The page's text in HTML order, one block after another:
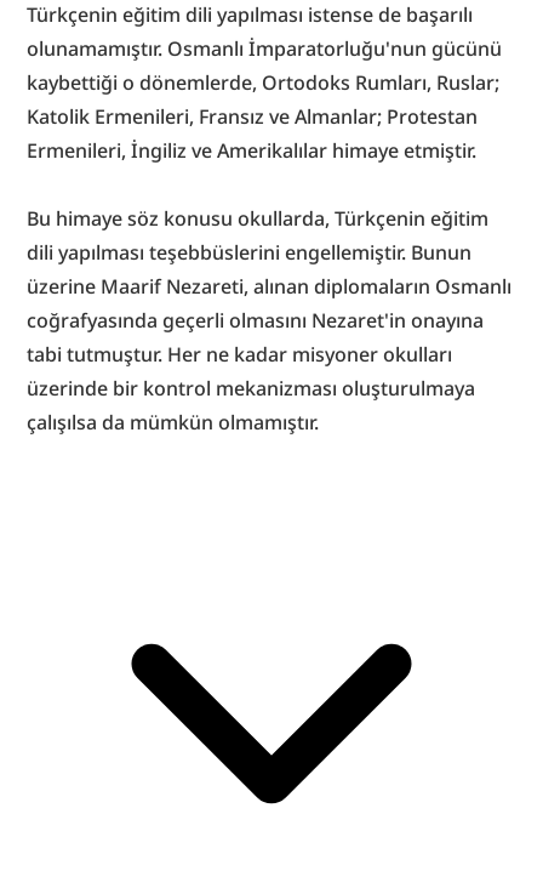
Türkçenin eğitim dili yapılması istense de başarılı
olunamamıştır. Osmanlı İmparatorluğu'nun gücünü
kaybettiği o dönemlerde, Ortodoks Rumları, Ruslar;
Katolik Ermenileri, Fransız ve Almanlar; Protestan
Ermenileri, İngiliz ve Amerikalılar himaye etmiştir.
Bu himaye söz konusu okullarda, Türkçenin eğitim
dili yapılması teşebbüslerini engellemiştir. Bunun
üzerine Maarif Nezareti, alınan diplomaların Osmanlı
coğrafyasında geçerli olmasını Nezaret'in onayına
tabi tutmuştur. Her ne kadar misyoner okulları
üzerinde bir kontrol mekanizması oluşturulmaya
çalışılsa da mümkün olmamıştır.